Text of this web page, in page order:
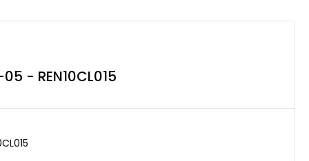
- REN10CL015